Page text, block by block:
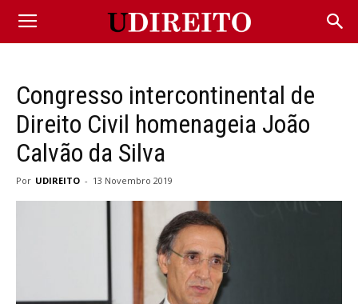
Congresso intercontinental de
Direito Civil homenageia João
Calvão da Silva
Por UDIREITO - 13 Novembro 2019